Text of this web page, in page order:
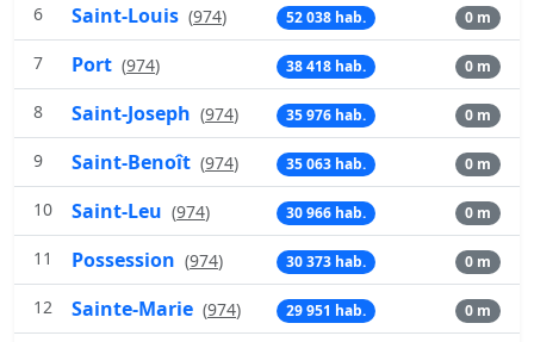
6 Saint-Louis (974) 52 038 hab. 0 m
7 Port (974) 38 418 hab. 0 m
8 Saint-Joseph (974) 35 976 hab. 0 m
9 Saint-Benoît (974) 35 063 hab. 0 m
10 Saint-Leu (974) 30 966 hab. 0 m
11 Possession (974) 30 373 hab. 0 m
12 Sainte-Marie (974) 29 951 hab. 0 m